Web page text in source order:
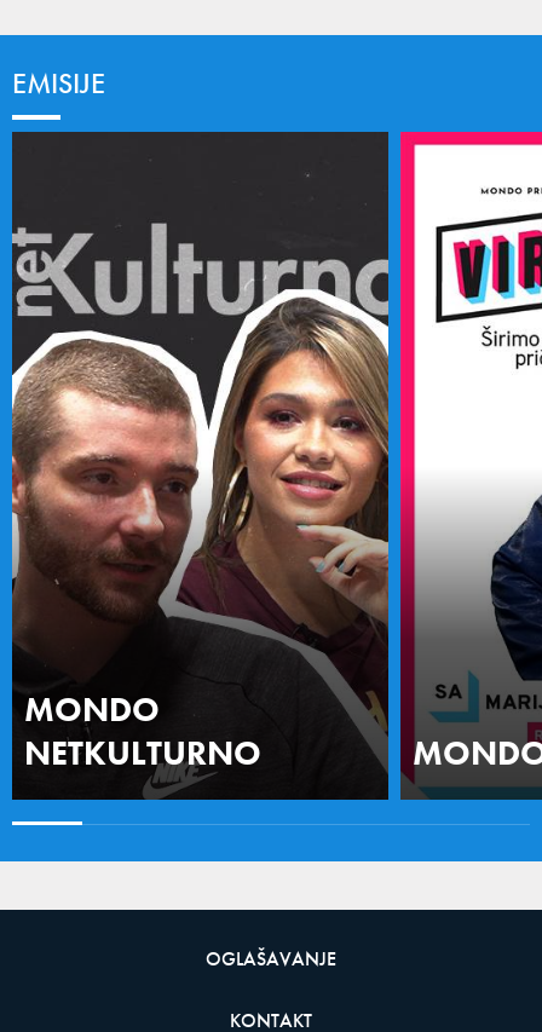
EMISIJE
MONDO
NETKULTURNO
OGLAŠAVANJE
KONTAKT